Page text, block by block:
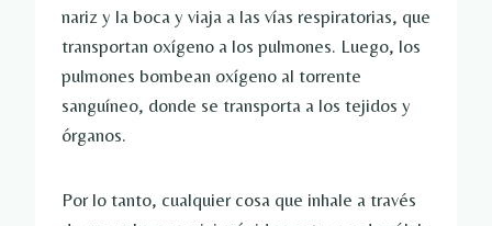
nariz y la boca y viaja a las vías respiratorias, que
transportan oxígeno a los pulmones. Luego, los
pulmones bombean oxígeno al torrente
sanguíneo, donde se transporta a los tejidos y
órganos.
Por lo tanto, cualquier cosa que inhale a través